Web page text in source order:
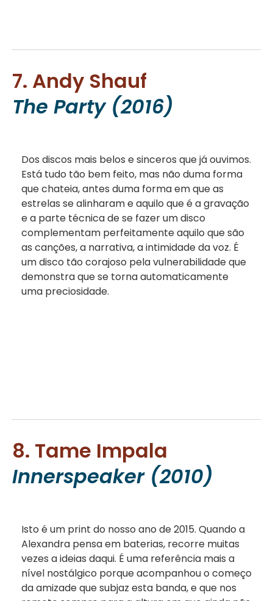
7. Andy Shauf
The Party (2016)
Dos discos mais belos e sinceros que já ouvimos.
Está tudo tão bem feito, mas não duma forma
que chateia, antes duma forma em que as
estrelas se alinharam e aquilo que é a gravação
e a parte técnica de se fazer um disco
complementam perfeitamente aquilo que são
as canções, a narrativa, a intimidade da voz. É
um disco tão corajoso pela vulnerabilidade que
demonstra que se torna automaticamente
uma preciosidade.
8. Tame Impala
Innerspeaker (2010)
Isto é um print do nosso ano de 2015. Quando a
Alexandra pensa em baterias, recorre muitas
vezes a ideias daqui. É uma referência mais a
nível nostálgico porque acompanhou o começo
da amizade que subjaz esta banda, e que nos